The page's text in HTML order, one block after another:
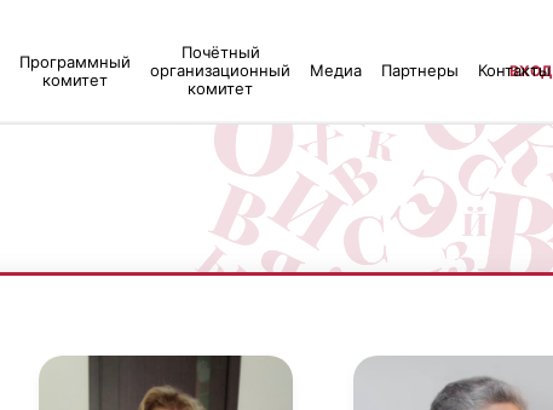
Программный
комитет
Почётный
организационный
комитет
Медиа Партнеры Контакты
ВХОД